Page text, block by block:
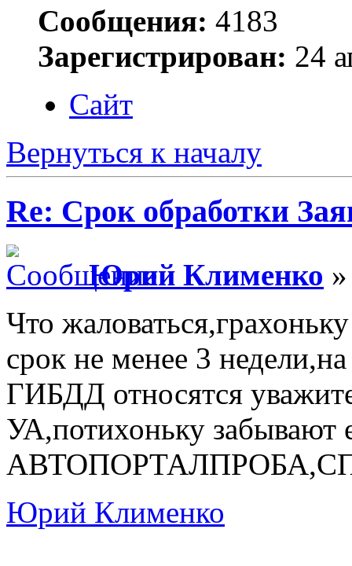
Сообщения: 4183
Зарегистрирован: 24
Сайт
Вернуться к началу
Re: Срок обработки
Юрий Клименко
Что
срок не менее 3
ГИБДД относятся
УА,потихоньку забывают
Юрий Клименко